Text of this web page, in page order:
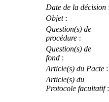
Date de la décision :
Objet:
Question(s) de
procédure :
Question(s) de
fond :
Article(s) du Pacte :
Article(s) du
Protocole facultatif: